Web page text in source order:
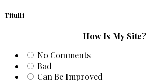
Titulli
How Is My Site?
No Comments
Bad
Can Be Improved